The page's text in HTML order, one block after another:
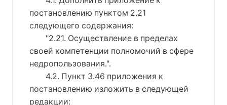
постановлению пунктом 2.21
следующего содержания:
"2.21. Осуществление в пределах
своей компетенции полномочий в сфере
недропользования.".
4.2. Пункт 3.46 приложения к
постановлению изложить в следующей
редакции: